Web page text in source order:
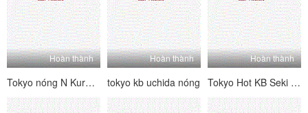
Hoàn thành
Tokyo nóng N Kuroda Mizuho Daman Daisuke Bangkan [Phần 1]
Hoàn thành
tokyo kb uchida nóng
Hoàn thành
Tokyo Hot KB Seki Sabi